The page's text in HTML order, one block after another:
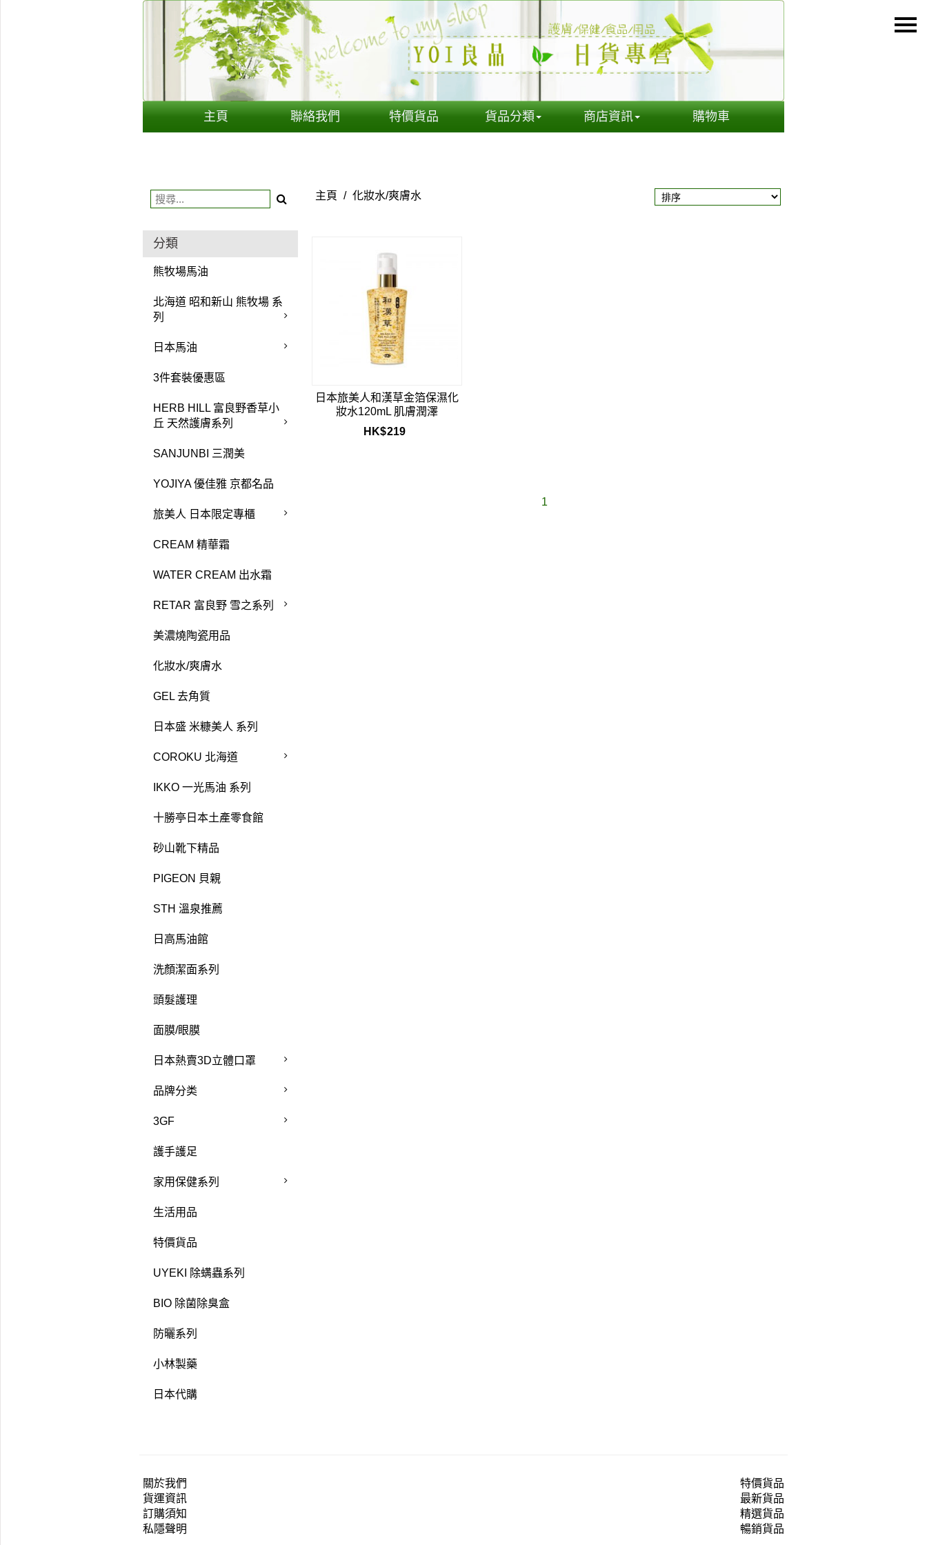
主頁 聯絡我們 特價貨品 貨品分類 商店資訊 購物車
分類
熊牧場馬油
北海道 昭和新山 熊牧場 系
列
日本馬油
3件套裝優惠區
HERB HILL 富良野香草小
丘 天然護膚系列
SANJUNBI 三潤美
YOJIYA 優佳雅 京都名品
旅美人 日本限定專櫃
CREAM 精華霜
WATER CREAM 出水霜
RETAR 富良野 雪之系列
美濃燒陶瓷用品
化妝水/爽膚水
GEL 去角質
日本盛 米糠美人 系列
COROKU 北海道
IKKO 一光馬油 系列
十勝亭日本土產零食館
砂山靴下精品
PIGEON 貝親
STH 溫泉推薦
日高馬油館
洗顏潔面系列
頭髮護理
面膜/眼膜
日本熱賣3D立體口罩
品牌分类
3GF
護手護足
家用保健系列
生活用品
特價貨品
UYEKI 除螨蟲系列
BIO 除菌除臭盒
防曬系列
小林製藥
日本代購
主頁 / 化妝水/爽膚水
日本旅美人和漢草金箔保濕化
妝水120mL 肌膚潤澤
HK$219
1
關於我們
貨運資訊
訂購須知
私隱聲明
特價貨品
最新貨品
精選貨品
暢銷貨品